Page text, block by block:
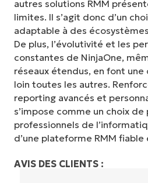
autres solutions RMM
limites. Il s’agit donc d’un
adaptable à des
De plus, l’évolutivité et les
constantes de NinjaOne,
réseaux étendus, en font
loin toutes les autres.
reporting avancés et
s’impose comme un choix
professionnels de
d’une plateforme RMM
AVIS DES CLIENTS :